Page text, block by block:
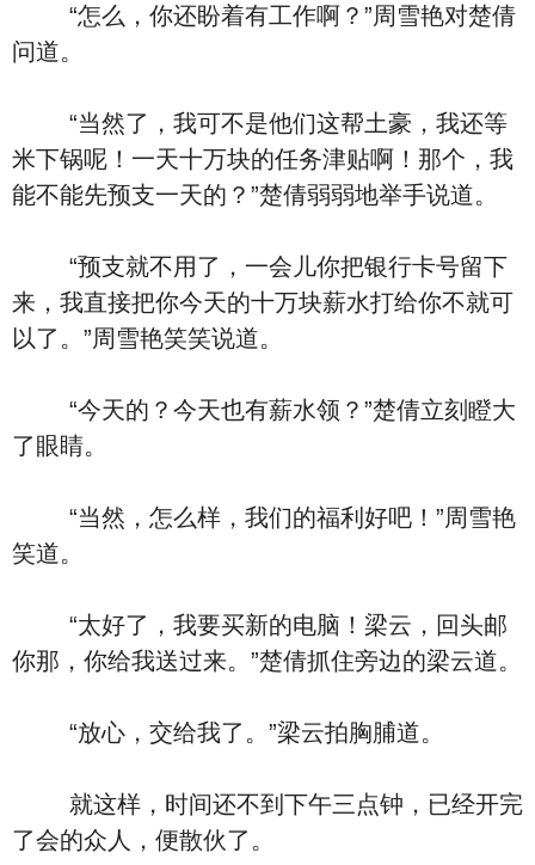
“怎么，你还盼着有工作啊？”周雪艳对楚倩
问道。
“当然了，我可不是他们这帮土豪，我还等
米下锅呢！一天十万块的任务津贴啊！那个，我
能不能先预支一天的？”楚倩弱弱地举手说道。
“预支就不用了，一会儿你把银行卡号留下
来，我直接把你今天的十万块薪水打给你不就可
以了。”周雪艳笑笑说道。
“今天的？今天也有薪水领？”楚倩立刻瞪大
了眼睛。
“当然，怎么样，我们的福利好吧！”周雪艳
笑道。
“太好了，我要买新的电脑！梁云，回头邮
你那，你给我送过来。”楚倩抓住旁边的梁云道。
“放心，交给我了。”梁云拍胸脯道。
就这样，时间还不到下午三点钟，已经开完
了会的众人，便散伙了。